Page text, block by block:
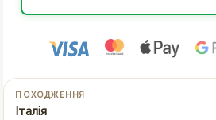
ПОХОДЖЕННЯ
Італія